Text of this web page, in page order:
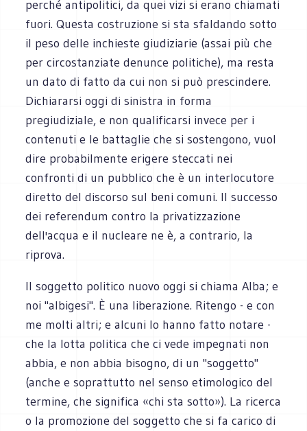
perché antipolitici, da quei vizi si erano chiamati
fuori. Questa costruzione si sta sfaldando sotto
il peso delle inchieste giudiziarie (assai più che
per circostanziate denunce politiche), ma resta
un dato di fatto da cui non si può prescindere.
Dichiararsi oggi di sinistra in forma
pregiudiziale, e non qualificarsi invece per i
contenuti e le battaglie che si sostengono, vuol
dire probabilmente erigere steccati nei
confronti di un pubblico che è un interlocutore
diretto del discorso sul beni comuni. Il successo
dei referendum contro la privatizzazione
dell'acqua e il nucleare ne è, a contrario, la
riprova.
Il soggetto politico nuovo oggi si chiama Alba; e
noi "albigesi". È una liberazione. Ritengo - e con
me molti altri; e alcuni lo hanno fatto notare -
che la lotta politica che ci vede impegnati non
abbia, e non abbia bisogno, di un "soggetto"
(anche e soprattutto nel senso etimologico del
termine, che significa «chi sta sotto»). La ricerca
o la promozione del soggetto che si fa carico di